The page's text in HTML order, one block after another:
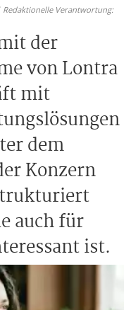
Redaktionelle Verantwortung:
der
von Lontra
mit
dem
Konzern
auch für
ist.